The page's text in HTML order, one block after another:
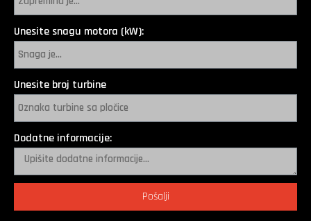
Unesite snagu motora (kW):
Unesite broj turbine
Dodatne informacije:
Pošalji